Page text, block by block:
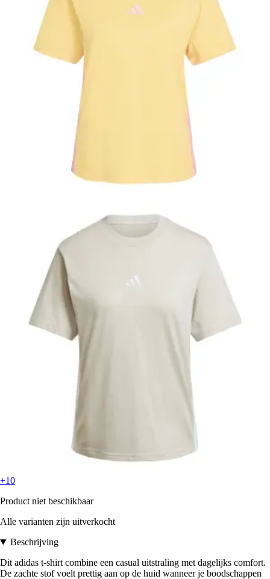
+10
Product niet beschikbaar
Alle varianten zijn uitverkocht
Beschrijving
Dit adidas t-shirt combine een casual uitstraling met dagelijks comfort.
De zachte stof voelt prettig aan op de huid wanneer je boodschappen